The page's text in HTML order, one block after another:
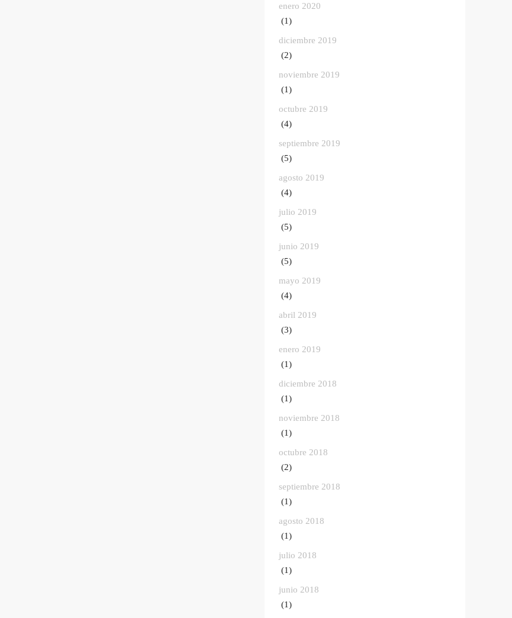
enero 2020
(1)
diciembre 2019
(2)
noviembre 2019
(1)
octubre 2019
(4)
septiembre 2019
(5)
agosto 2019
(4)
julio 2019
(5)
junio 2019
(5)
mayo 2019
(4)
abril 2019
(3)
enero 2019
(1)
diciembre 2018
(1)
noviembre 2018
(1)
octubre 2018
(2)
septiembre 2018
(1)
agosto 2018
(1)
julio 2018
(1)
junio 2018
(1)